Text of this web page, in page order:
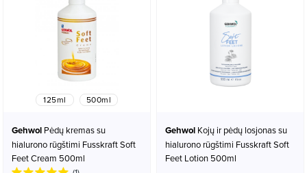
125ml 500ml
Gehwol
hialurono rūgštimi Fusskraft Soft
Feet Cream 500ml
Gehwol
hialurono rūgštimi Fusskraft Soft
Feet Lotion 500ml